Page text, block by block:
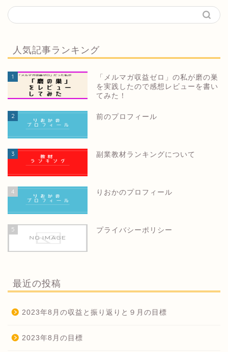
人気記事ランキング
1
「メルマガ収益ゼロ」の私が磨の巣
を実践したので感想レビューを書い
てみた！
2 前のプロフィール
3 副業教材ランキングについて
4 りおかのプロフィール
5 プライバシーポリシー
最近の投稿
2023年8月の収益と振り返りと９月の目標
2023年8月の目標